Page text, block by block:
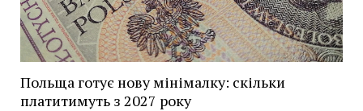
Польща готує нову мінімалку: скільки
платитимуть з 2027 року